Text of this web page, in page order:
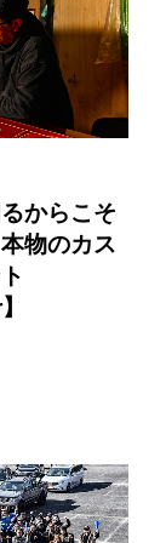
からこそ
物のカス